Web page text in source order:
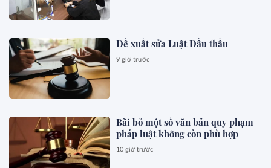
Đề xuất sửa Luật Đấu thầu
9 giờ trước
Bãi bỏ một số văn bản quy phạm
pháp luật không còn phù hợp
10 giờ trước